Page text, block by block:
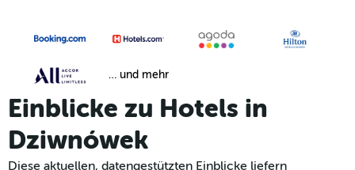
… und mehr
Einblicke zu Hotels in
Dziwnówek
Diese aktuellen, datengestützten Einblicke liefern